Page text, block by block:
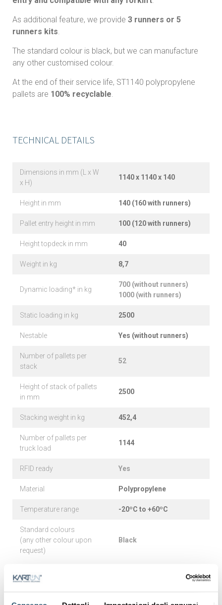
As additional feature, we provide 3 runners or 5
runners kits.
The standard colour is black, but we can manufacture
any other customised colour.
At the end of their service life, ST1140 polypropylene
pallets are 100% recyclable.
TECHNICAL DETAILS
Dimensions in mm (L x W
x H)
1140 x 1140 x 140
Height in mm 140 (160 with runners)
Pallet entry height in mm 100 (120 with runners)
Height topdeck in mm 40
Weight in kg 8,7
Dynamic loading* in kg
700 (without runners)
1000 (with runners)
Static loading in kg 2500
Nestable Yes (without runners)
Number of pallets per
stack
52
Height of stack of pallets
in mm
2500
Stacking weight in kg 452,4
Number of pallets per
truck load
1144
RFID ready Yes
Material Polypropylene
Temperature range -20ºC to +60ºC
Standard colours
(any other colour upon
request)
Black
SUITABLE FOR THESE APPLICATIONS